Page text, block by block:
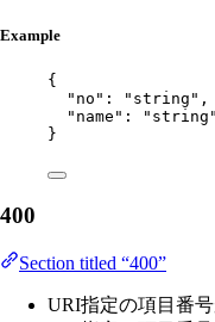
Example
{
"no" : " string " ,
"name" : " string "
}
400
Section titled “400”
URI指定の項目番